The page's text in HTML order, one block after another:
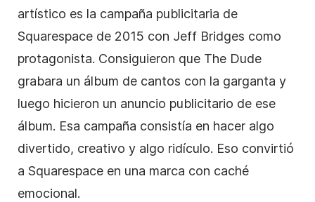
artístico es la campaña publicitaria de
Squarespace de 2015 con Jeff Bridges como
protagonista. Consiguieron que The Dude
grabara un álbum de cantos con la garganta y
luego hicieron un anuncio publicitario de ese
álbum. Esa campaña consistía en hacer algo
divertido, creativo y algo ridículo. Eso convirtió
a Squarespace en una marca con caché
emocional.